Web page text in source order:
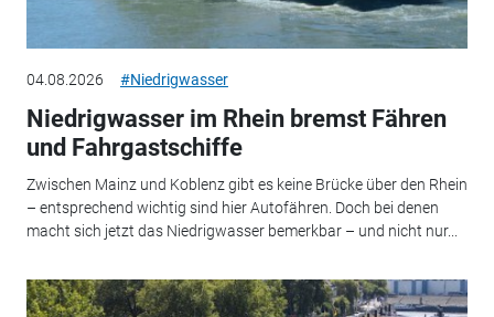
04.08.2026 #Niedrigwasser
Niedrigwasser im Rhein bremst Fähren
und Fahrgastschiffe
Zwischen Mainz und Koblenz gibt es keine Brücke über den Rhein
– entsprechend wichtig sind hier Autofähren. Doch bei denen
macht sich jetzt das Niedrigwasser bemerkbar – und nicht nur...